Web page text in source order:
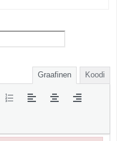
Graafinen Koodi